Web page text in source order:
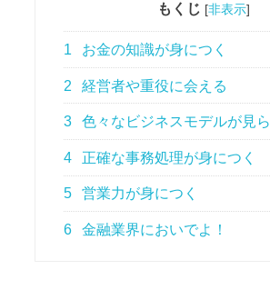
もくじ [非表示]
1 お金の知識が身につく
2 経営者や重役に会える
3 色々なビジネスモデルが見
4 正確な事務処理が身につく
5 営業力が身につく
6 金融業界においでよ！